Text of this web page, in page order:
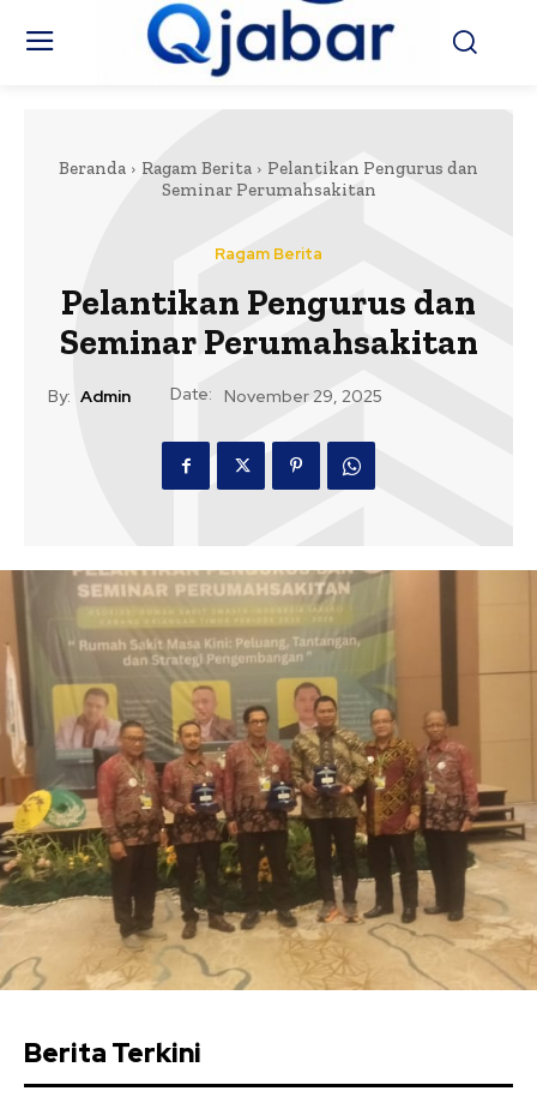
Beranda Ragam Berita
Pelantikan Pengurus dan
Seminar Perumahsakitan
Ragam Berita
Pelantikan Pengurus dan
Seminar Perumahsakitan
By: Admin Date: November 29, 2025
Berita Terkini